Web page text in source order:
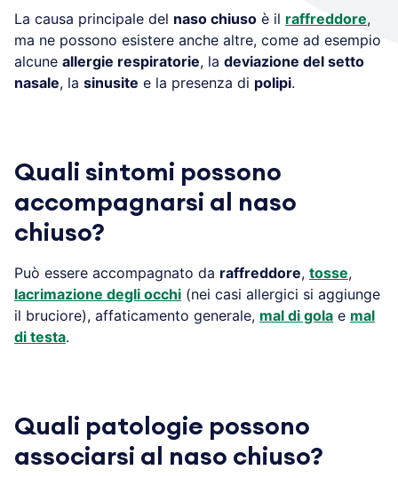
La causa principale del naso chiuso è il raffreddore,
ma ne possono esistere anche altre, come ad esempio
alcune allergie respiratorie, la deviazione del setto
nasale, la sinusite e la presenza di polipi.
Quali sintomi possono
accompagnarsi al naso
chiuso?
Può essere accompagnato da raffreddore, tosse,
lacrimazione degli occhi (nei casi allergici si aggiunge
il bruciore), affaticamento generale, mal di gola e mal
di testa.
Quali patologie possono
associarsi al naso chiuso?